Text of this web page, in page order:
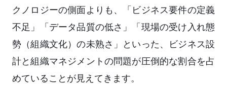
クノロジーの側面よりも、「ビジネス要件の定義
不足」「データ品質の低さ」「現場の受け入れ態
勢（組織文化）の未熟さ」といった、ビジネス設
計と組織マネジメントの問題が圧倒的な割合を占
めていることが見えてきます。